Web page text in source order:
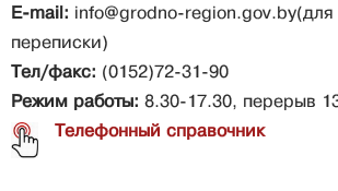
E-mail: info@grodno-region.gov.by(для
переписки)
Тел/факс: (0152)72-31-90
Режим работы: 8.30-17.30, перерыв
Телефонный справочник